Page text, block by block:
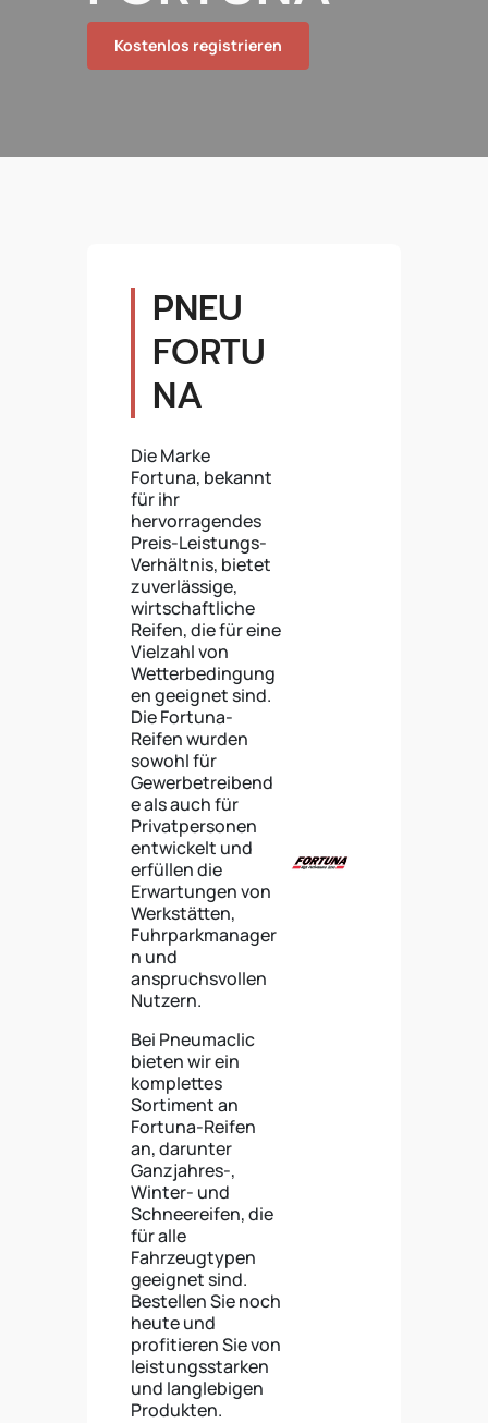
Kostenlos registrieren
PNEU
FORTU
NA
Die Marke
Fortuna, bekannt
für ihr
hervorragendes
Preis-Leistungs-
Verhältnis, bietet
zuverlässige,
wirtschaftliche
Reifen, die für eine
Vielzahl von
Wetterbedingung
en geeignet sind.
Die Fortuna-
Reifen wurden
sowohl für
Gewerbetreibend
e als auch für
Privatpersonen
entwickelt und
erfüllen die
Erwartungen von
Werkstätten,
Fuhrparkmanager
n und
anspruchsvollen
Nutzern.
Bei Pneumaclic
bieten wir ein
komplettes
Sortiment an
Fortuna-Reifen
an, darunter
Ganzjahres-,
Winter- und
Schneereifen, die
für alle
Fahrzeugtypen
geeignet sind.
Bestellen Sie noch
heute und
profitieren Sie von
leistungsstarken
und langlebigen
Produkten.